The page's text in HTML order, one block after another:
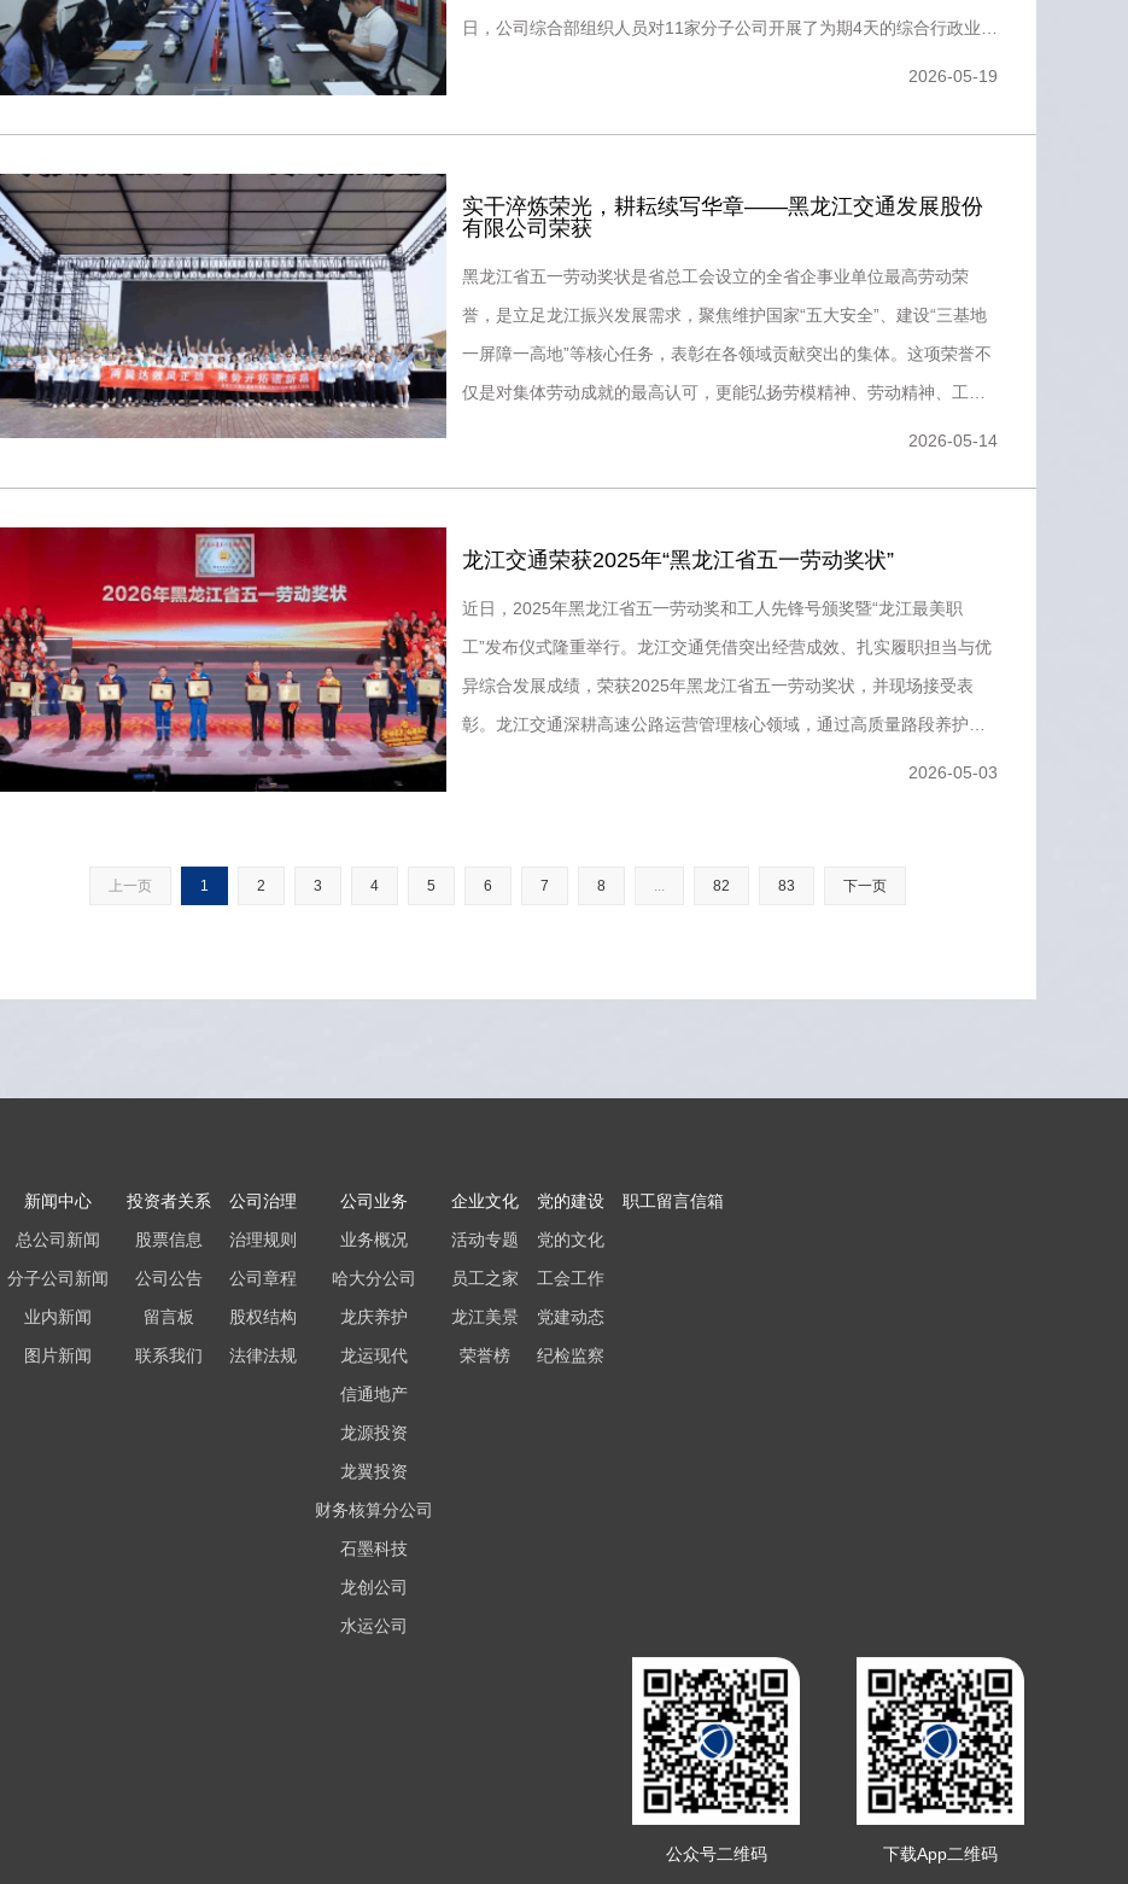
日，公司综合部组织人员对11家分子公司开展了为期4天的综合行政业务
2026-05-19
实干淬炼荣光，耕耘续写华章——黑龙江交通发展股份
有限公司荣获
黑龙江省五一劳动奖状是省总工会设立的全省企事业单位最高劳动荣
誉，是立足龙江振兴发展需求，聚焦维护国家“五大安全”、建设“三基地
一屏障一高地”等核心任务，表彰在各领域贡献突出的集体。这项荣誉不
仅是对集体劳动成就的最高认可，更能弘扬劳模精神、劳动精神、工匠
2026-05-14
龙江交通荣获2025年“黑龙江省五一劳动奖状”
近日，2025年黑龙江省五一劳动奖和工人先锋号颁奖暨“龙江最美职
工”发布仪式隆重举行。龙江交通凭借突出经营成效、扎实履职担当与优
异综合发展成绩，荣获2025年黑龙江省五一劳动奖状，并现场接受表
彰。龙江交通深耕高速公路运营管理核心领域，通过高质量路段养护、
2026-05-03
上一页 1 2 3 4 5 6 7 8 82 83 下一页
新闻中心
总公司新闻
分子公司新闻
业内新闻
图片新闻
投资者关系
股票信息
公司公告
留言板
联系我们
公司治理
治理规则
公司章程
股权结构
法律法规
公司业务
业务概况
哈大分公司
龙庆养护
龙运现代
信通地产
龙源投资
龙翼投资
财务核算分公司
石墨科技
龙创公司
水运公司
企业文化
活动专题
员工之家
龙江美景
荣誉榜
党的建设
党的文化
工会工作
党建动态
纪检监察
职工留言信箱
公众号二维码 下载App二维码